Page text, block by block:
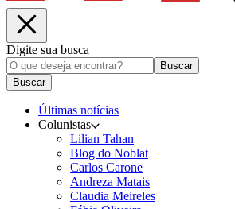
Digite sua busca
Buscar
Buscar
Últimas notícias
Colunistas
Lilian Tahan
Blog do Noblat
Carlos Carone
Andreza Matais
Claudia Meireles